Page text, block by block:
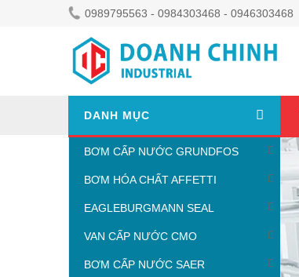
0989795563 - 0984303468 - 0946303468
DANH MỤC
BƠM CẤP NƯỚC GRUNDFOS
BƠM HÓA CHẤT AFFETTI
EAGLEBURGMANN SEAL
VAN CẤP NƯỚC CMO
BƠM CẤP NƯỚC SAER